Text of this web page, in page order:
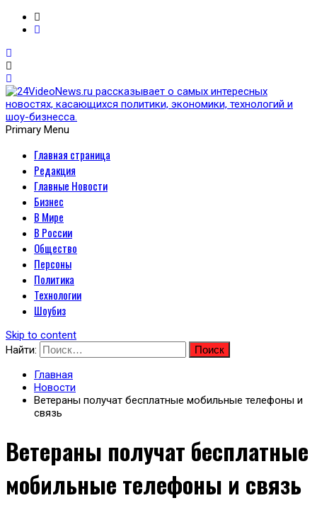
24VideoNews.ru
рассказывает о самых
интересных новостях,
касающихся политики,
экономики, технологий и
шоу-бизнесса.
Primary Menu
Главная страница
Редакция
Главные Новости
Бизнес
В Мире
В России
Общество
Персоны
Политика
Технологии
Шоубиз
Skip to content
Найти:
Главная
Новости
Ветераны получат бесплатные мобильные телефоны и
связь
Ветераны получат бесплатные
мобильные телефоны и связь